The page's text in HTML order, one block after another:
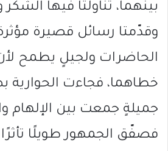
بينهما، تناولتا فيها
وقدّمتا رسائل قصيرة
الحاضرات ولجيلٍ يطمح
خطاهما، فجاءت الحوارية
جميلةٍ جمعت بين الإلهام
فصفّق الجمهور طويلًا تأثرًا